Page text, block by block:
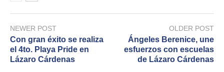
NEWER POST
Con gran éxito se realiza
el 4to. Playa Pride en
Lázaro Cárdenas
OLDER POST
Ángeles Berenice, une
esfuerzos con escuelas
de Lázaro Cárdenas